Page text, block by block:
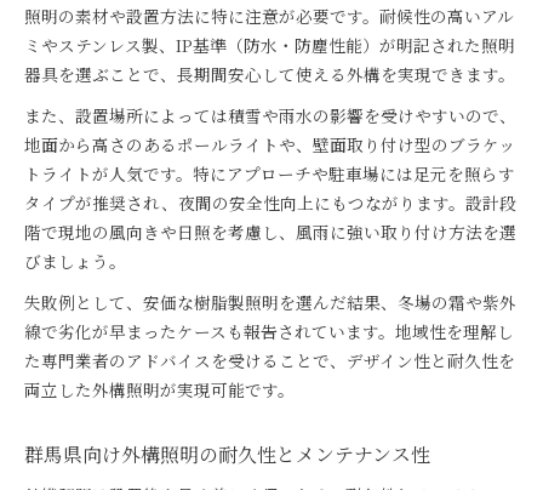
照明の素材や設置方法に特に注意が必要です。耐候性の高いアル
ミやステンレス製、IP基準（防水・防塵性能）が明記された照明
器具を選ぶことで、長期間安心して使える外構を実現できます。
また、設置場所によっては積雪や雨水の影響を受けやすいので、
地面から高さのあるポールライトや、壁面取り付け型のブラケッ
トライトが人気です。特にアプローチや駐車場には足元を照らす
タイプが推奨され、夜間の安全性向上にもつながります。設計段
階で現地の風向きや日照を考慮し、風雨に強い取り付け方法を選
びましょう。
失敗例として、安価な樹脂製照明を選んだ結果、冬場の霜や紫外
線で劣化が早まったケースも報告されています。地域性を理解し
た専門業者のアドバイスを受けることで、デザイン性と耐久性を
両立した外構照明が実現可能です。
群馬県向け外構照明の耐久性とメンテナンス性